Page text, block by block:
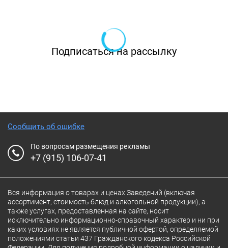
предлагает своим посетителям ресторан
«Мапуче» на Некрасова. Шеф-повар
оригинальную, современную, и долгое время
работал над тем, чтобы улучшить звучание
вкусов в традиционных латиноамериканских
блюдах, доведя их до совершенства.
Подписаться на рассылку
Сообщить об ошибке
По вопросам размещения рекламы
+7 (915) 106-07-41
Вся информация о товарах и ценах Заведений (включая
ассортимент, стоимость блюд и алкогольной продукции), а
также услугах, предоставленная на сайте, носит
исключительно информационно-справочный характер и ни при
каких условиях не является публичной офертой, определяемой
положениями статьи 437 Гражданского кодекса Российской